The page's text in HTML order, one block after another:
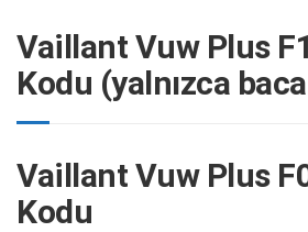
Vaillant Vuw Plus
Kodu (yalnızca
Vaillant Vuw Plus
Kodu